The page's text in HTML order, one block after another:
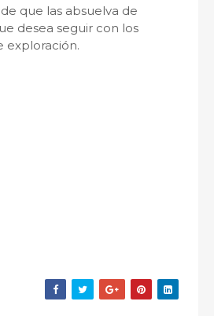
que las absuelva de
desea seguir con los
exploración.